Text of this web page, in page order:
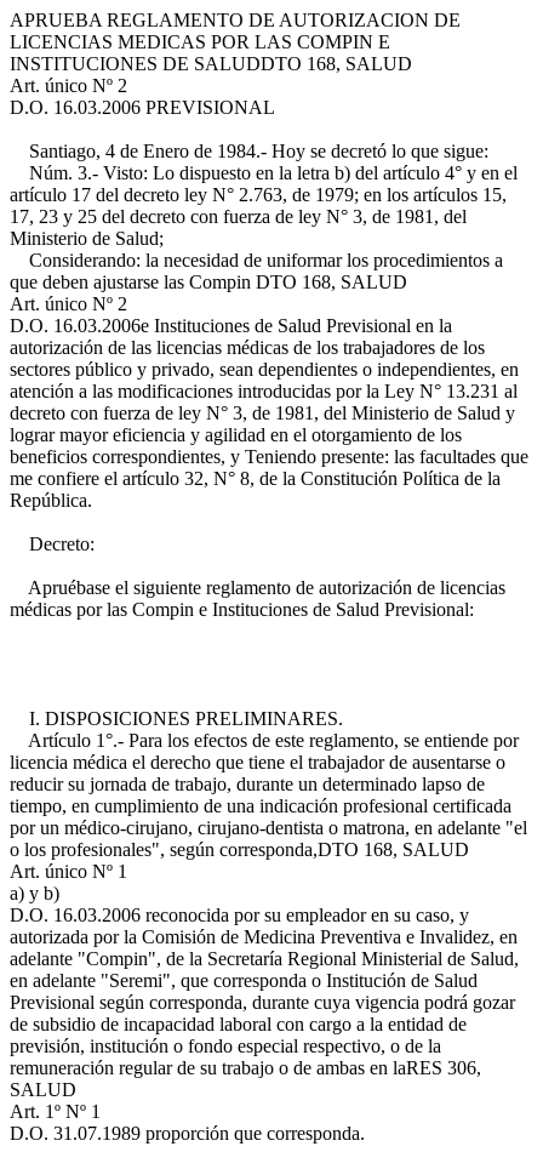
APRUEBA REGLAMENTO DE AUTORIZACION DE
LICENCIAS MEDICAS POR LAS COMPIN E
INSTITUCIONES DE SALUDDTO 168, SALUD
Art. único Nº 2
D.O. 16.03.2006 PREVISIONAL
Santiago, 4 de Enero de 1984.- Hoy se decretó lo que sigue:
Núm. 3.- Visto: Lo dispuesto en la letra b) del artículo 4° y en el
artículo 17 del decreto ley N° 2.763, de 1979; en los artículos 15,
17, 23 y 25 del decreto con fuerza de ley N° 3, de 1981, del
Ministerio de Salud;
Considerando: la necesidad de uniformar los procedimientos a
que deben ajustarse las Compin DTO 168, SALUD
Art. único Nº 2
D.O. 16.03.2006e Instituciones de Salud Previsional en la
autorización de las licencias médicas de los trabajadores de los
sectores público y privado, sean dependientes o independientes, en
atención a las modificaciones introducidas por la Ley N° 13.231 al
decreto con fuerza de ley N° 3, de 1981, del Ministerio de Salud y
lograr mayor eficiencia y agilidad en el otorgamiento de los
beneficios correspondientes, y Teniendo presente: las facultades que
me confiere el artículo 32, N° 8, de la Constitución Política de la
República.
Decreto:
Apruébase el siguiente reglamento de autorización de licencias
médicas por las Compin e Instituciones de Salud Previsional:
I. DISPOSICIONES PRELIMINARES.
Artículo 1°.- Para los efectos de este reglamento, se entiende por
licencia médica el derecho que tiene el trabajador de ausentarse o
reducir su jornada de trabajo, durante un determinado lapso de
tiempo, en cumplimiento de una indicación profesional certificada
por un médico-cirujano, cirujano-dentista o matrona, en adelante "el
o los profesionales", según corresponda,DTO 168, SALUD
Art. único Nº 1
a) y b)
D.O. 16.03.2006 reconocida por su empleador en su caso, y
autorizada por la Comisión de Medicina Preventiva e Invalidez, en
adelante "Compin", de la Secretaría Regional Ministerial de Salud,
en adelante "Seremi", que corresponda o Institución de Salud
Previsional según corresponda, durante cuya vigencia podrá gozar
de subsidio de incapacidad laboral con cargo a la entidad de
previsión, institución o fondo especial respectivo, o de la
remuneración regular de su trabajo o de ambas en laRES 306,
SALUD
Art. 1º Nº 1
D.O. 31.07.1989 proporción que corresponda.